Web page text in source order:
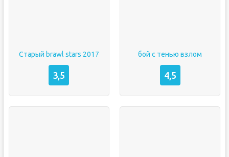
Старый brawl stars 2017
3,5
бой с тенью взлом
4,5